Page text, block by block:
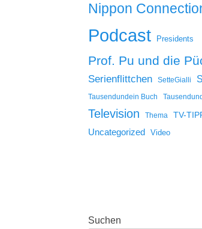
Nippon
Podcast Presidents
Prof. Pu und die
Serienflittchen SetteGialli
Tausendundein Buch
Television Thema TV-
Uncategorized Video
Suchen